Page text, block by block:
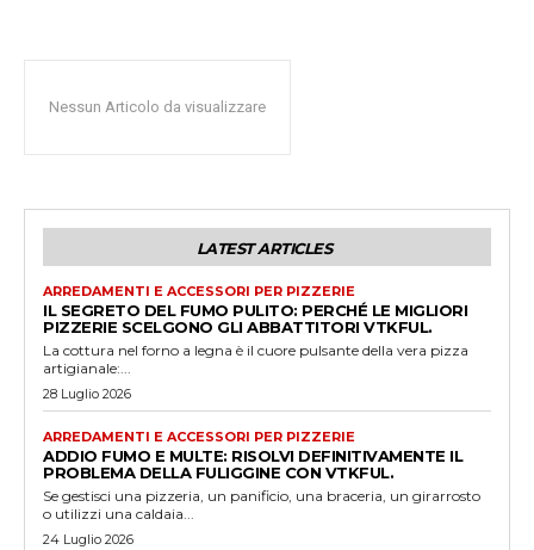
Nessun Articolo da visualizzare
LATEST ARTICLES
ARREDAMENTI E ACCESSORI PER PIZZERIE
IL SEGRETO DEL FUMO PULITO: PERCHÉ LE MIGLIORI
PIZZERIE SCELGONO GLI ABBATTITORI VTKFUL.
La cottura nel forno a legna è il cuore pulsante della vera pizza
artigianale:...
28 Luglio 2026
ARREDAMENTI E ACCESSORI PER PIZZERIE
ADDIO FUMO E MULTE: RISOLVI DEFINITIVAMENTE IL
PROBLEMA DELLA FULIGGINE CON VTKFUL.
Se gestisci una pizzeria, un panificio, una braceria, un girarrosto
o utilizzi una caldaia...
24 Luglio 2026